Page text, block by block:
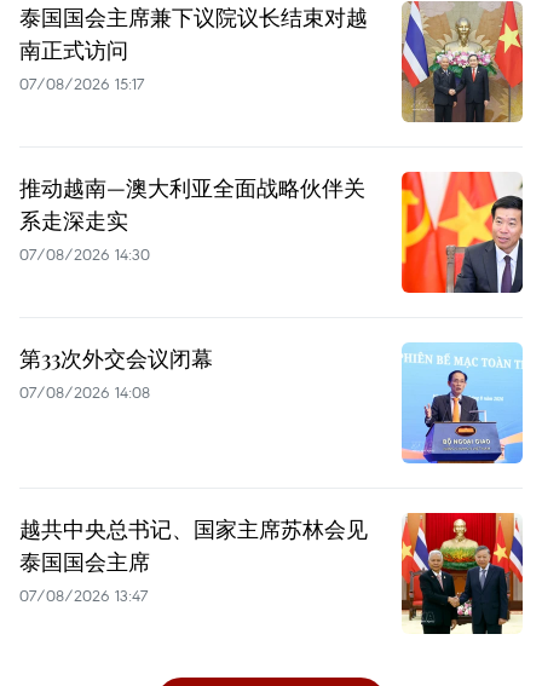
泰国国会主席兼下议院议长结束对越
南正式访问
07/08/2026 15:17
推动越南—澳大利亚全面战略伙伴关
系走深走实
07/08/2026 14:30
第33次外交会议闭幕
07/08/2026 14:08
越共中央总书记、国家主席苏林会见
泰国国会主席
07/08/2026 13:47